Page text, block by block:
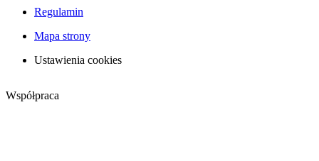
Regulamin
Mapa strony
Ustawienia cookies
Współpraca